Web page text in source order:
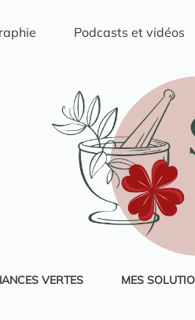
Podcasts et vidéos
VERTES MES